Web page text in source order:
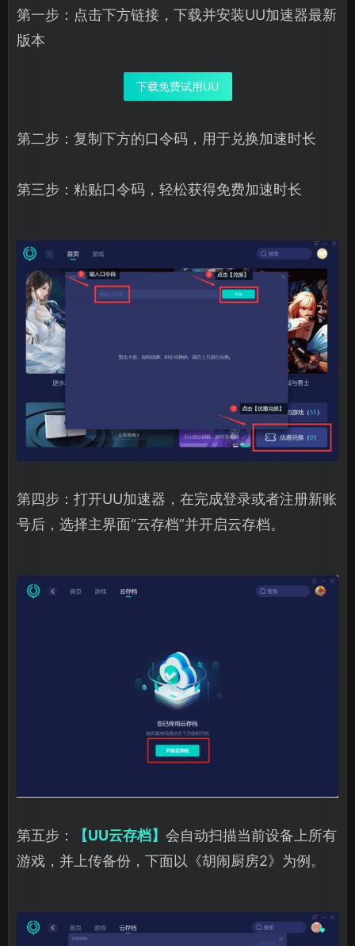
第一步：点击下方链接，下载并安装UU加速器最新
版本
下载免费试用UU
第二步：复制下方的口令码，用于兑换加速时长
第三步：粘贴口令码，轻松获得免费加速时长
第四步：打开UU加速器，在完成登录或者注册新账
号后，选择主界面“云存档”并开启云存档。
第五步： 【UU云存档】 会自动扫描当前设备上所有
游戏，并上传备份，下面以《胡闹厨房2》为例。